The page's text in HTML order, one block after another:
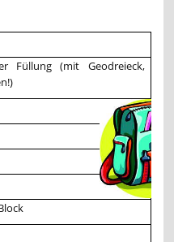
Füllung (mit Geodreieck,